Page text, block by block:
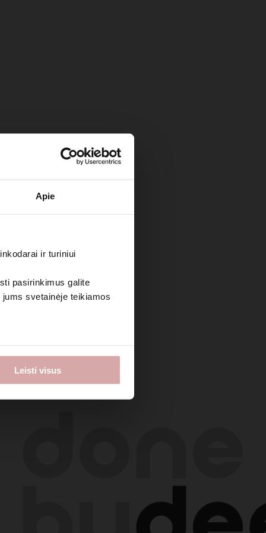
Apie
ir turiniui
pasirinkimus galite
svetainėje teikiamos
Leisti visus